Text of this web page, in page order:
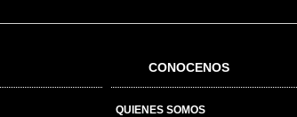
CONOCENOS
QUIENES SOMOS